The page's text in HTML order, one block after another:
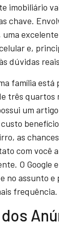
imobiliário
chave.
e,
dúvidas
família está
três quartos
um
as
com você
O Google
no assunto e
frequência.
dos